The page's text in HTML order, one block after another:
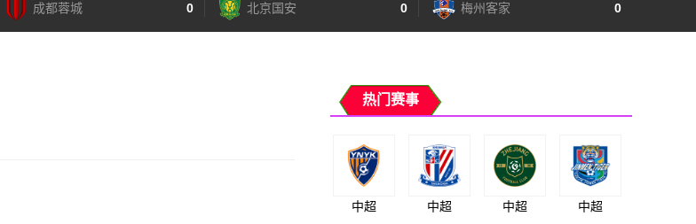
成都蓉城 0 北京国安 0 梅州客家 0
热门赛事
中超 中超 中超 中超